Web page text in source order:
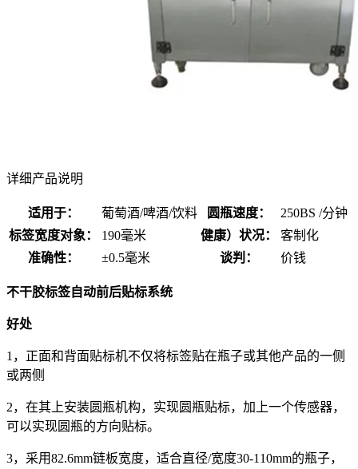
详细产品说明
适用于： 葡萄酒/啤酒/饮料 圆瓶速度：
250BS /分钟
标签宽度对象：
190毫米 健康）状况：
客制化
准确性：
±0.5毫米 谈判： 价钱
不干胶标签自动前后贴标系统
好处
1，正面和背面贴标机不仅将标签贴在瓶子或其他产品的一侧
或两侧
2，在其上安装圆瓶机构，实现圆瓶贴标，加上一个传感器，
可以实现圆瓶的方向贴标。
3，采用82.6mm链板宽度，适合直径/宽度30-110mm的瓶子，